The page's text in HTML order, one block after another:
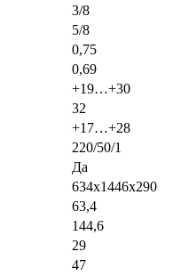
3/8
5/8
0,75
0,69
+19…+30
32
+17…+28
220/50/1
Да
634x1446x290
63,4
144,6
29
47